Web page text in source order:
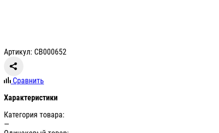
Артикул: СВ000652
Сравнить
Характеристики
Категория товара:
—